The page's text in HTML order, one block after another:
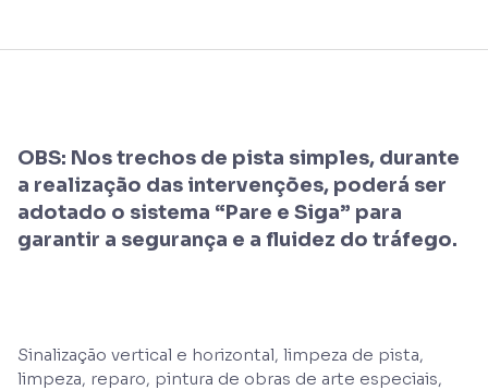
OBS: Nos trechos de pista simples, durante
a realização das intervenções, poderá ser
adotado o sistema “Pare e Siga” para
garantir a segurança e a fluidez do tráfego.
Sinalização vertical e horizontal, limpeza de pista,
limpeza, reparo, pintura de obras de arte especiais,